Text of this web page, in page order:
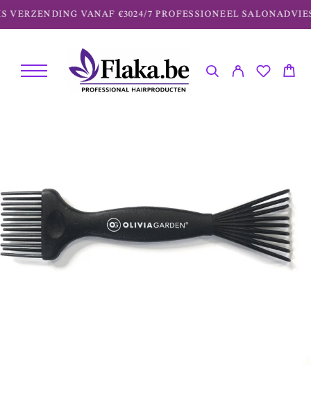
VERZENDING VANAF €3024/7 PROFESSIONEEL SALONADVIES